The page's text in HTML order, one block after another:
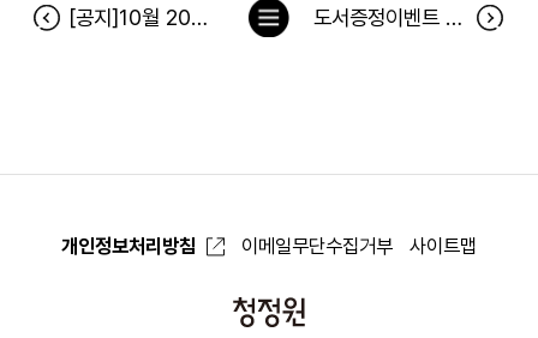
[공지]10월 20일(일), 청정원 서버 점검에 따른 서비스 일시 중지 안내 도서증정이벤트 <책이 스마트폰보다 좋을 수밖에 없는 12가지 이유> 당첨자
목
개인정보처리방침 이메일무단수집거부 사이트맵
청